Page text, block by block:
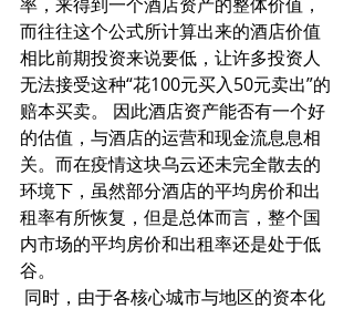
而往往这个公式所计算出来的酒店价值
相比前期投资来说要低，让许多投资人
无法接受这种“花100元买入50元卖出”的
赔本买卖。 因此酒店资产能否有一个好
的估值，与酒店的运营和现金流息息相
关。而在疫情这块乌云还未完全散去的
环境下，虽然部分酒店的平均房价和出
租率有所恢复，但是总体而言，整个国
内市场的平均房价和出租率还是处于低
谷。